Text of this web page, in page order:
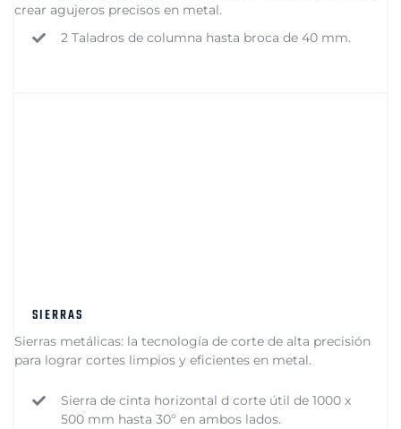
crear agujeros precisos en metal.
2 Taladros de columna hasta broca de 40 mm.
SIERRAS
Sierras metálicas: la tecnología de corte de alta precisión
para lograr cortes limpios y eficientes en metal.
Sierra de cinta horizontal d corte útil de 1000 x
500 mm hasta 30º en ambos lados.